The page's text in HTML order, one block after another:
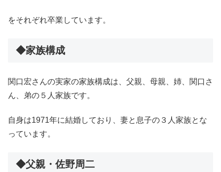
をそれぞれ卒業しています。
◆家族構成
関口宏さんの実家の家族構成は、父親、母親、姉、関口さ
ん、弟の５人家族です。
自身は1971年に結婚しており、妻と息子の３人家族とな
っています。
◆父親・佐野周二